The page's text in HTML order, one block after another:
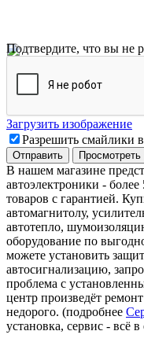
Подтвердите, что вы не
Загрузить изображение
Разрешить смайлики
В нашем магазине
автоэлектроники -
товаров с гарантией.
автомагнитолу,
автотепло,
оборудование по
можете установить
автосигнализацию,
проблема с
центр произведёт
недорого. (подробнее
установка, сервис - всё